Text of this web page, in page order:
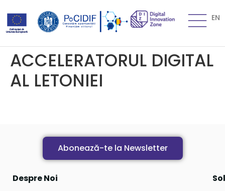
EN
ACCELERATORUL DIGITAL
AL LETONIEI
Abonează-te la Newsletter
Despre Noi